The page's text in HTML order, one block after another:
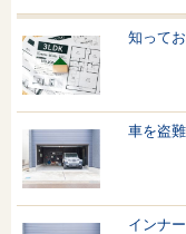
知って
車を盗
インナ